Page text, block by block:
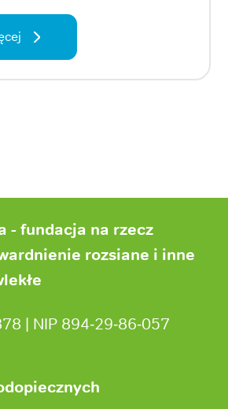
- fundacja na rzecz
rozsiane i inne
| NIP 894‑29‑86‑057